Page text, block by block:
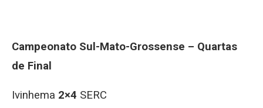
Campeonato Sul-Mato-Grossense – Quartas
de Final
Ivinhema 2×4 SERC